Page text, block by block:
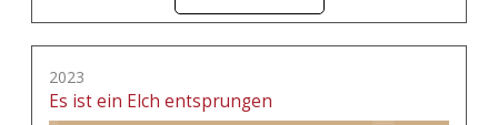
2023
Es ist ein Elch entsprungen